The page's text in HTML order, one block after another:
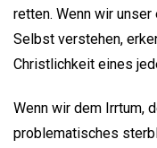
retten. Wenn wir
Selbst verstehen,
Christlichkeit eines
Wenn wir dem Irrtum,
problematisches